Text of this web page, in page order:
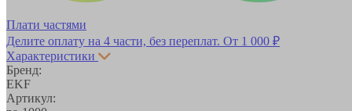
Плати частями
Делите оплату на 4 части, без переплат. От 1 000 ₽
Характеристики
Бренд:
EKF
Артикул: